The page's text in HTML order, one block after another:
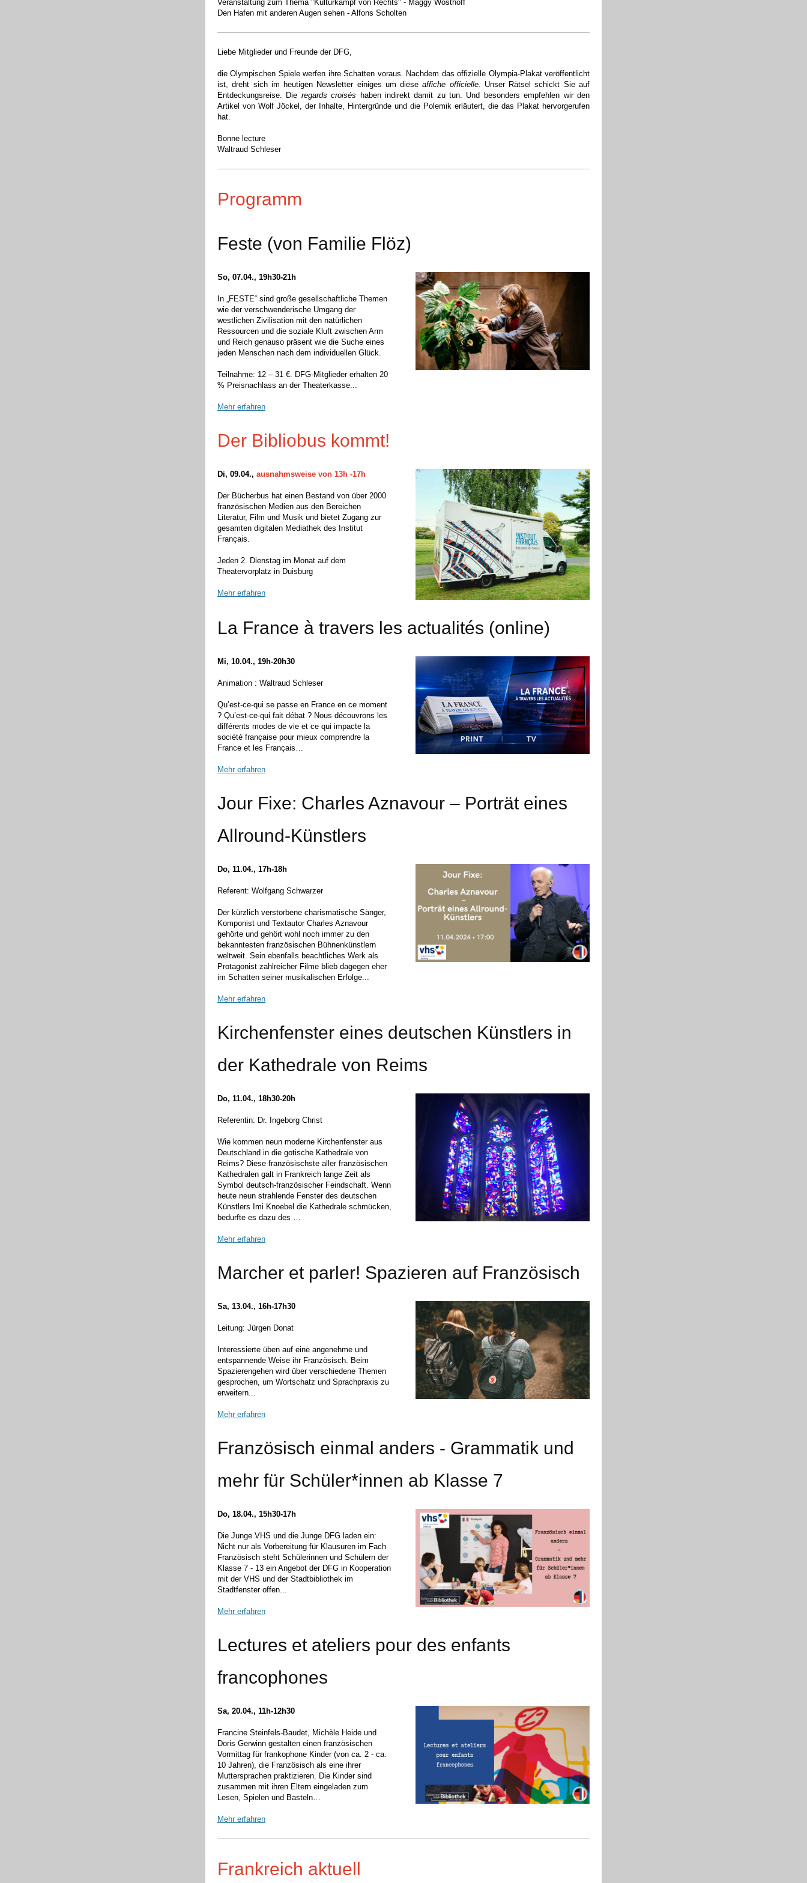
Veranstaltung zum Thema "Kulturkampf von Rechts" - Maggy Wösthoff
Den Hafen mit anderen Augen sehen - Alfons Scholten
Liebe Mitglieder und Freunde der DFG,
die Olympischen Spiele werfen ihre Schatten voraus. Nachdem das offizielle Olympia-Plakat veröffentlicht
ist, dreht sich im heutigen Newsletter einiges um dieseaffiche officielle. Unser Rätsel schickt Sie auf
Entdeckungsreise. Die regards croisés haben indirekt damit zu tun. Und besonders empfehlen wir den
Artikel von Wolf Jöckel, der Inhalte, Hintergründe und die Polemik erläutert, die das Plakat hervorgerufen
hat.
Bonne lecture
Waltraud Schleser
Programm
Feste (von Familie Flöz)
So, 07.04., 19h30-21h
In „FESTE“ sind große gesellschaftliche Themen
wie der verschwenderische Umgang der
westlichen Zivilisation mit den natürlichen
Ressourcen und die soziale Kluft zwischen Arm
und Reich genauso präsent wie die Suche eines
jeden Menschen nach dem individuellen Glück.
Teilnahme: 12 – 31 €. DFG-Mitglieder erhalten 20
% Preisnachlass an der Theaterkasse...
Mehr erfahren
Der Bibliobus kommt!
Di, 09.04., ausnahmsweise von 13h -17h
Der Bücherbus hat einen Bestand von über 2000
französischen Medien aus den Bereichen
Literatur, Film und Musik und bietet Zugang zur
gesamten digitalen Mediathek des Institut
Français.
Jeden 2. Dienstag im Monat auf dem
Theatervorplatz in Duisburg
Mehr erfahren
La France à travers les actualités (online)
Mi, 10.04., 19h-20h30
Animation : Waltraud Schleser
Qu’est-ce-qui se passe en France en ce moment
? Qu’est-ce-qui fait débat ? Nous découvrons les
différents modes de vie et ce qui impacte la
société française pour mieux comprendre la
France et les Français…
Mehr erfahren
Jour Fixe: Charles Aznavour – Porträt eines
Allround-Künstlers
Do, 11.04., 17h-18h
Referent: Wolfgang Schwarzer
Der kürzlich verstorbene charismatische Sänger,
Komponist und Textautor Charles Aznavour
gehörte und gehört wohl noch immer zu den
bekanntesten französischen Bühnenkünstlern
weltweit. Sein ebenfalls beachtliches Werk als
Protagonist zahlreicher Filme blieb dagegen eher
im Schatten seiner musikalischen Erfolge...
Mehr erfahren
Kirchenfenster eines deutschen Künstlers in
der Kathedrale von Reims
Do, 11.04., 18h30-20h
Referentin: Dr. Ingeborg Christ
Wie kommen neun moderne Kirchenfenster aus
Deutschland in die gotische Kathedrale von
Reims? Diese französischste aller französischen
Kathedralen galt in Frankreich lange Zeit als
Symbol deutsch-französischer Feindschaft. Wenn
heute neun strahlende Fenster des deutschen
Künstlers Imi Knoebel die Kathedrale schmücken,
bedurfte es dazu des …
Mehr erfahren
Marcher et parler! Spazieren auf Französisch
Sa, 13.04., 16h-17h30
Leitung: Jürgen Donat
Interessierte üben auf eine angenehme und
entspannende Weise ihr Französisch. Beim
Spazierengehen wird über verschiedene Themen
gesprochen, um Wortschatz und Sprachpraxis zu
erweitern...
Mehr erfahren
Französisch einmal anders - Grammatik und
mehr für Schüler*innen ab Klasse 7
Do, 18.04., 15h30-17h
Die Junge VHS und die Junge DFG laden ein:
Nicht nur als Vorbereitung für Klausuren im Fach
Französisch steht Schülerinnen und Schülern der
Klasse 7 - 13 ein Angebot der DFG in Kooperation
mit der VHS und der Stadtbibliothek im
Stadtfenster offen...
Mehr erfahren
Lectures et ateliers pour des enfants
francophones
Sa, 20.04., 11h-12h30
Francine Steinfels-Baudet, Michèle Heide und
Doris Gerwinn gestalten einen französischen
Vormittag für frankophone Kinder (von ca. 2 - ca.
10 Jahren), die Französisch als eine ihrer
Muttersprachen praktizieren. Die Kinder sind
zusammen mit ihren Eltern eingeladen zum
Lesen, Spielen und Basteln…
Mehr erfahren
Frankreich aktuell